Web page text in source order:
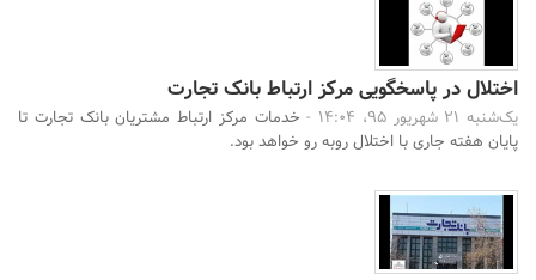
اختلال در پاسخگویی مرکز ارتباط بانک تجارت
یک‌شنبه 21 شهریور 95، 14:04 -
خدمات مرکز ارتباط مشتریان بانک تجارت تا
پایان هفته جاری با اختلال روبه‌ رو خواهد بود.